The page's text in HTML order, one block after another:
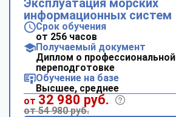
информационных систем
Срок обучения
от 256 часов
Получаемый документ
Диплом о профессиональной
переподготовке
Обучение на базе
Высшее, среднее
от 32 980 руб.
от 54 980 руб.